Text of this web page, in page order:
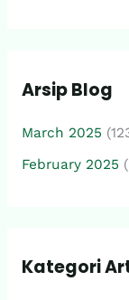
Arsip Blog
March 2025
February 2025
Kategori